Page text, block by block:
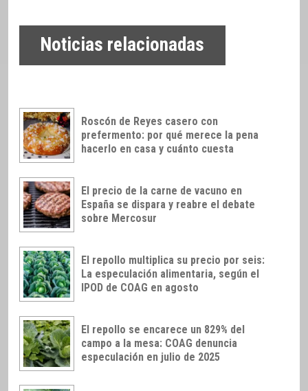
Noticias relacionadas
Roscón de Reyes casero con
prefermento: por qué merece la pena
hacerlo en casa y cuánto cuesta
El precio de la carne de vacuno en
España se dispara y reabre el debate
sobre Mercosur
El repollo multiplica su precio por seis:
La especulación alimentaria, según el
IPOD de COAG en agosto
El repollo se encarece un 829% del
campo a la mesa: COAG denuncia
especulación en julio de 2025